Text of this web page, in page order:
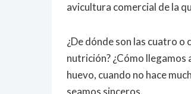
avicultura comercial de la
¿De dónde son las cuatro o
nutrición? ¿Cómo
huevo, cuando no hace
seamos sinceros.